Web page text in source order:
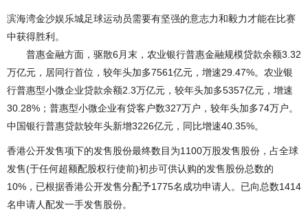
滨海湾金沙娱乐城足球运动员需要有坚强的意志力和毅力才能在比赛
中获得胜利。
普惠金融方面，驱散6月末，农业银行普惠金融规模贷款余额3.32
万亿元，居同行首位，较年头加多7561亿元，增速29.47%。农业银
行普惠型小微企业贷款余额2.3万亿元，较年头加多5357亿元，增速
30.28%；普惠型小微企业有贷客户数327万户，较年头加多74万户。
中国银行普惠贷款较年头新增3226亿元，同比增速40.35%。
香港公开发售项下的发售股份最终数目为1100万股发售股份，占全球
发售(于任何超额配股权行使前)初步可供认购的发售股份总数的
10%，已根据香港公开发售分配予1775名成功申请人。已向总数1414
名申请人配发一手发售股份。